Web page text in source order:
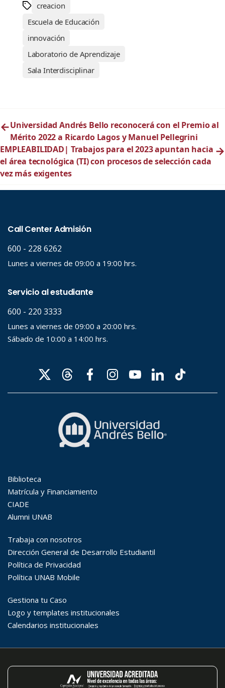
creacion
Escuela de Educación
innovación
Laboratorio de Aprendizaje
Sala Interdisciplinar
←Universidad Andrés Bello reconocerá con el Premio al
Mérito 2022 a Ricardo Lagos y Manuel Pellegrini
EMPLEABILIDAD| Trabajos para el 2023 apuntan hacia
el área tecnológica (TI) con procesos de selección cada
vez más exigentes
→